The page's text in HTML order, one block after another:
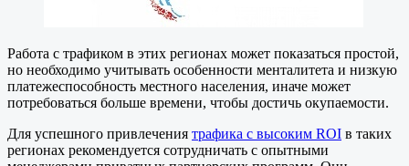
Работа с трафиком в этих регионах может показаться простой,
но необходимо учитывать особенности менталитета и низкую
платежеспособность местного населения, иначе может
потребоваться больше времени, чтобы достичь окупаемости.
Для успешного привлечения трафика с высоким ROI в таких
регионах рекомендуется сотрудничать с опытными